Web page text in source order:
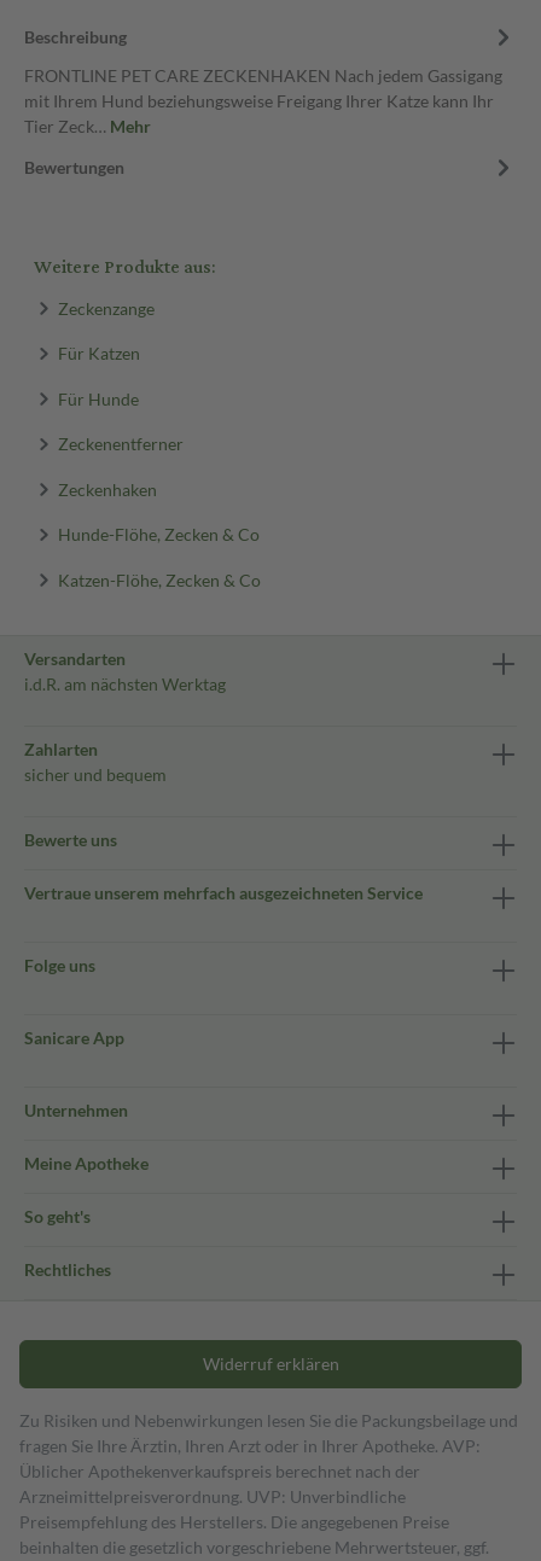
Beschreibung
FRONTLINE PET CARE ZECKENHAKEN Nach jedem Gassigang
mit Ihrem Hund beziehungsweise Freigang Ihrer Katze kann Ihr
Tier Zeck… Mehr
Bewertungen
Weitere Produkte aus:
Zeckenzange
Für Katzen
Für Hunde
Zeckenentferner
Zeckenhaken
Hunde-Flöhe, Zecken & Co
Katzen-Flöhe, Zecken & Co
Versandarten
i.d.R. am nächsten Werktag
Zahlarten
sicher und bequem
Bewerte uns
Vertraue unserem mehrfach ausgezeichneten Service
Folge uns
Sanicare App
Unternehmen
Meine Apotheke
So geht's
Rechtliches
Widerruf erklären
Zu Risiken und Nebenwirkungen lesen Sie die Packungsbeilage und
fragen Sie Ihre Ärztin, Ihren Arzt oder in Ihrer Apotheke. AVP:
Üblicher Apothekenverkaufspreis berechnet nach der
Arzneimittelpreisverordnung. UVP: Unverbindliche
Preisempfehlung des Herstellers. Die angegebenen Preise
beinhalten die gesetzlich vorgeschriebene Mehrwertsteuer, ggf.